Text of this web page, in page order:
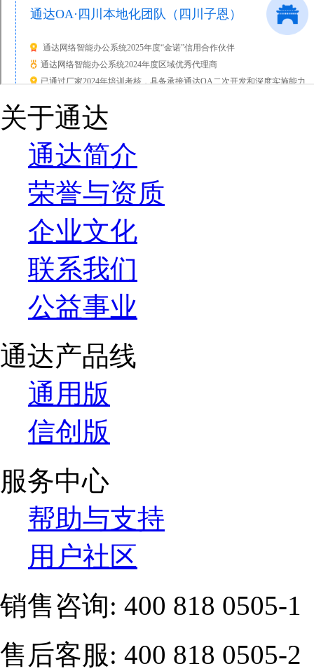
关于通达
通达简介
荣誉与资质
企业文化
联系我们
公益事业
通达产品线
通用版
信创版
服务中心
帮助与支持
用户社区
销售咨询: 400 818 0505-1
售后客服: 400 818 0505-2